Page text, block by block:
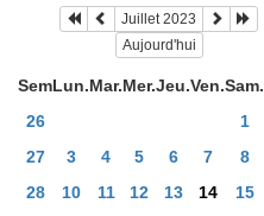
Juillet 2023
Aujourd'hui
SemLun.Mar.Mer.Jeu.Ven.Sam.
26
1
27
3 4 5 6 7 8
28
10 11 12 13 14 15